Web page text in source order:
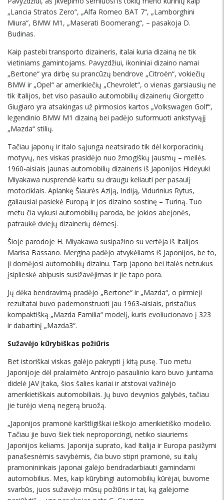
„Lancia Stratos Zero“, „Alfa Romeo BAT 7“, „Lamborghini
Miura“, BMW M1, „Maserati Boomerang“, – pasakoja D.
Budinas.
Kaip pastebi transporto dizaineris, italai kuria dizainą ne tik
vietiniams gamintojams. Pavyzdžiui, ikoniniai dizaino namai
„Bertone“ yra dirbę su prancūzų bendrove „Citroën“, vokiečių
BMW ir „Opel“ ar amerikiečių „Chevrolet“, o vienas garsiausių ne
tik Italijos, bet viso pasaulio automobilių dizainerių Giorgetto
Giugiaro yra atsakingas už pirmosios kartos „Volkswagen Golf“,
legendinio BMW M1 dizainą bei padėjo suformuoti ankstyvąjį
„Mazda“ stilių.
Tačiau japonų ir italo sąjunga neatsirado tik dėl korporacinių
motyvų, nes viskas prasidėjo nuo žmogiškų jausmų – meilės.
1960-aisiais jaunas automobilių dizaineris iš Japonijos Hideyuki
Miyakawa nusprendė kartu su draugu keliauti per pasaulį
motociklais. Aplankę Šiaurės Aziją, Indiją, Vidurinius Rytus,
galiausiai pasiekė Europą ir jos dizaino sostinę – Turiną. Tuo
metu čia vykusi automobilių paroda, be jokios abejonės,
patraukė dviejų dizainerių dėmesį.
Šioje parodoje H. Miyakawa susipažino su vertėja iš Italijos
Marisa Bassano. Mergina padėjo atvykėliams iš Japonijos, be to,
ji domėjosi automobilių dizainu. Tarp japono bei italės netrukus
įsiplieskė abipusis susižavėjimas ir jie tapo pora.
Jų dėka bendravimą pradėjo „Bertone“ ir „Mazda“, o pirmieji
rezultatai buvo pademonstruoti jau 1963-aisiais, pristačius
kompaktišką „Mazda Familia“ modelį, kuris evoliucionavo į 323
ir dabartinį „Mazda3“.
Sužavėjo kūrybiškas požiūris
Bet istoriškai viskas galėjo pakrypti į kitą pusę. Tuo metu
Japonijoje dėl pralaimėto Antrojo pasaulinio karo buvo juntama
didelė JAV įtaka, šios šalies kariai ir atstovai važinėjo
amerikietiškais automobiliais. Jų buvo devynios galybės, tačiau
jie turėjo vieną negerą bruožą.
„Japonijos pramonė karštligiškai ieškojo amerikietiško modelio.
Tačiau jie buvo šiek tiek neproporcingi, netiko siauriems
Japonijos keliams. Japonija suprato, kad Italija ir Europa pasižymi
panašesnėmis savybėmis, čia buvo stipri pramonė, su italų
pramonininkais japonai galėjo bendradarbiauti gamindami
automobilius. Mes, kaip kūrybingi automobilių kūrėjai, buvome
svarbūs, juos sužavėjo mūsų požiūris ir tai, ką galėjome